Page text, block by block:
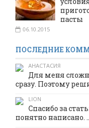
пасты
06.10.2015
ПОСЛЕДНИЕ
АНАСТАСИЯ
Для меня
сразу. Поэтому
LION
Спасибо за
понятно написано. ..